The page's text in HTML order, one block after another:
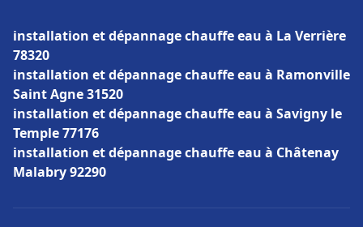
installation et dépannage chauffe eau à La Verrière
78320
installation et dépannage chauffe eau à Ramonville
Saint Agne 31520
installation et dépannage chauffe eau à Savigny le
Temple 77176
installation et dépannage chauffe eau à Châtenay
Malabry 92290